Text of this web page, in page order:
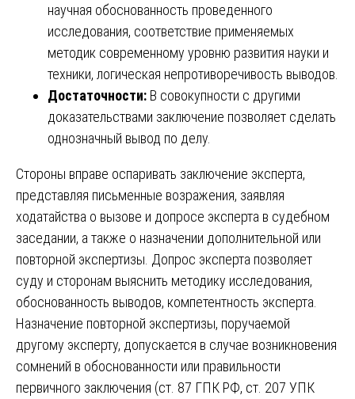
научная обоснованность проведенного
исследования, соответствие применяемых
методик современному уровню развития науки и
техники, логическая непротиворечивость выводов.
Достаточности: В совокупности с другими
доказательствами заключение позволяет сделать
однозначный вывод по делу.
Стороны вправе оспаривать заключение эксперта,
представляя письменные возражения, заявляя
ходатайства о вызове и допросе эксперта в судебном
заседании, а также о назначении дополнительной или
повторной экспертизы. Допрос эксперта позволяет
суду и сторонам выяснить методику исследования,
обоснованность выводов, компетентность эксперта.
Назначение повторной экспертизы, поручаемой
другому эксперту, допускается в случае возникновения
сомнений в обоснованности или правильности
первичного заключения (ст. 87 ГПК РФ, ст. 207 УПК